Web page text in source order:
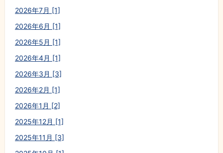
2026年7月 [1]
2026年6月 [1]
2026年5月 [1]
2026年4月 [1]
2026年3月 [3]
2026年2月 [1]
2026年1月 [2]
2025年12月 [1]
2025年11月 [3]